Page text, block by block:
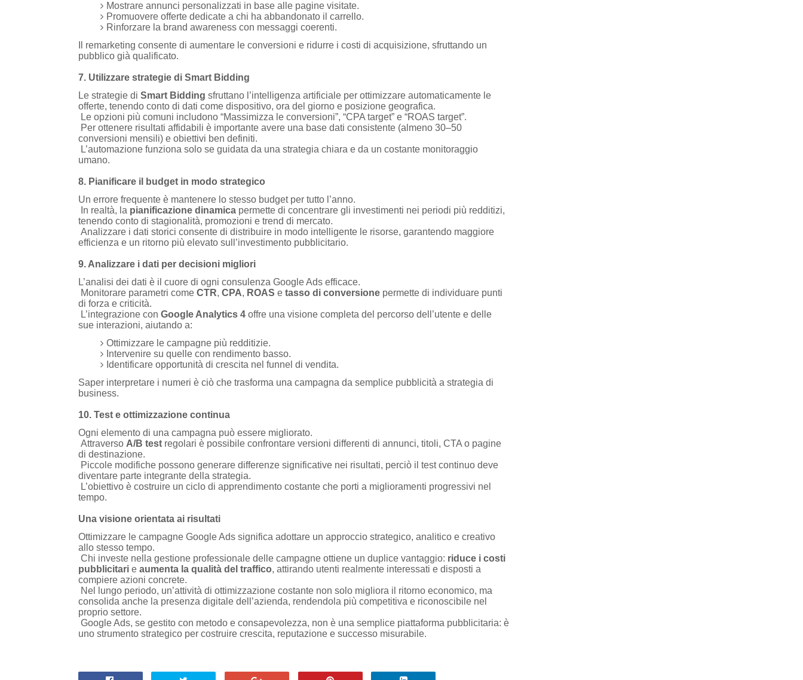
Mostrare annunci personalizzati in base alle pagine visitate.
Promuovere offerte dedicate a chi ha abbandonato il carrello.
Rinforzare la brand awareness con messaggi coerenti.
Il remarketing consente di aumentare le conversioni e ridurre i costi di acquisizione, sfruttando un
pubblico già qualificato.
7. Utilizzare strategie di Smart Bidding
Le strategie di Smart Bidding sfruttano l’intelligenza artificiale per ottimizzare automaticamente le
offerte, tenendo conto di dati come dispositivo, ora del giorno e posizione geografica.
Le opzioni più comuni includono “Massimizza le conversioni”, “CPA target” e “ROAS target”.
Per ottenere risultati affidabili è importante avere una base dati consistente (almeno 30–50
conversioni mensili) e obiettivi ben definiti.
L’automazione funziona solo se guidata da una strategia chiara e da un costante monitoraggio
umano.
8. Pianificare il budget in modo strategico
Un errore frequente è mantenere lo stesso budget per tutto l’anno.
In realtà, la pianificazione dinamicapermette di concentrare gli investimenti nei periodi più redditizi,
tenendo conto di stagionalità, promozioni e trend di mercato.
Analizzare i dati storici consente di distribuire in modo intelligente le risorse, garantendo maggiore
efficienza e un ritorno più elevato sull’investimento pubblicitario.
9. Analizzare i dati per decisioni migliori
L’analisi dei dati è il cuore di ogni consulenza Google Ads efficace.
Monitorare parametri come CTR, CPA, ROAS e tasso di conversionepermette di individuare punti
di forza e criticità.
L’integrazione con Google Analytics 4offre una visione completa del percorso dell’utente e delle
sue interazioni, aiutando a:
Ottimizzare le campagne più redditizie.
Intervenire su quelle con rendimento basso.
Identificare opportunità di crescita nel funnel di vendita.
Saper interpretare i numeri è ciò che trasforma una campagna da semplice pubblicità a strategia di
business.
10. Test e ottimizzazione continua
Ogni elemento di una campagna può essere migliorato.
Attraverso A/B testregolari è possibile confrontare versioni differenti di annunci, titoli, CTA o pagine
di destinazione.
Piccole modifiche possono generare differenze significative nei risultati, perciò il test continuo deve
diventare parte integrante della strategia.
L’obiettivo è costruire un ciclo di apprendimento costante che porti a miglioramenti progressivi nel
tempo.
Una visione orientata ai risultati
Ottimizzare le campagne Google Ads significa adottare un approccio strategico, analitico e creativo
allo stesso tempo.
Chi investe nella gestione professionale delle campagne ottiene un duplice vantaggio: riduce i costi
pubblicitarie aumenta la qualità del traffico, attirando utenti realmente interessati e disposti a
compiere azioni concrete.
Nel lungo periodo, un’attività di ottimizzazione costante non solo migliora il ritorno economico, ma
consolida anche la presenza digitale dell’azienda, rendendola più competitiva e riconoscibile nel
proprio settore.
Google Ads, se gestito con metodo e consapevolezza, non è una semplice piattaforma pubblicitaria: è
uno strumento strategico per costruire crescita, reputazione e successo misurabile.